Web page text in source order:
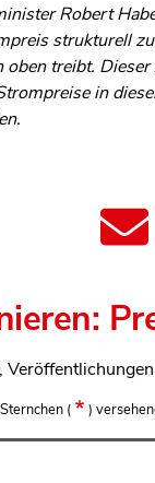
springen
Robert
strukturell
treibt.
in
( )